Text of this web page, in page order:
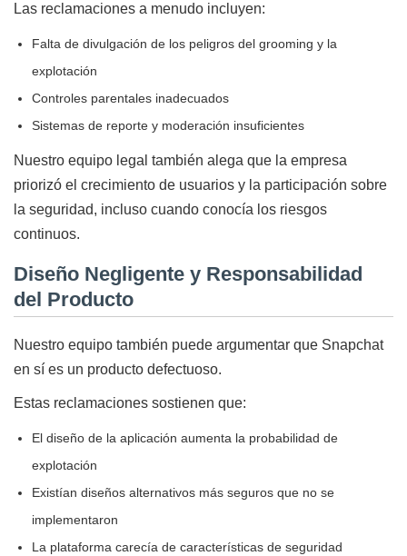
Las reclamaciones a menudo incluyen:
Falta de divulgación de los peligros del grooming y la
explotación
Controles parentales inadecuados
Sistemas de reporte y moderación insuficientes
Nuestro equipo legal también alega que la empresa
priorizó el crecimiento de usuarios y la participación sobre
la seguridad, incluso cuando conocía los riesgos
continuos.
Diseño Negligente y Responsabilidad
del Producto
Nuestro equipo también puede argumentar que Snapchat
en sí es un producto defectuoso.
Estas reclamaciones sostienen que:
El diseño de la aplicación aumenta la probabilidad de
explotación
Existían diseños alternativos más seguros que no se
implementaron
La plataforma carecía de características de seguridad